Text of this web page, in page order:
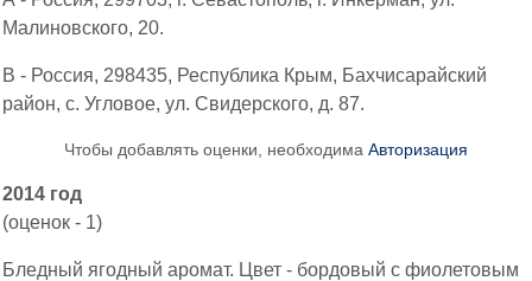
Малиновского, 20.
В - Россия, 298435, Республика Крым, Бахчисарайский
район, с. Угловое, ул. Свидерского, д. 87.
Чтобы добавлять оценки, необходима Авторизация
2014 год
(оценок - 1)
Бледный ягодный аромат. Цвет - бордовый с фиолетовым